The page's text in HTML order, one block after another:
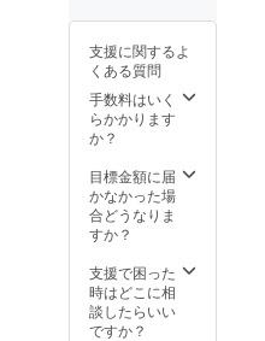
望され
るお名
前をご
記入く
ださ
い。
ネーム
ラク
ター名
／団体
名など
いずれ
いませ
んが、
良識の
あるお
お願い
いたし
ます。
※支援
ん/市町
ルで指
定可能
で
す）。
・ご当
ター全
部セッ
ト（第
一弾徳
回の
コース
で制作
したポ
支援に関するよ
くある質問
手数料はいく
らかかります
か？
目標金額に届
かなかった場
合どうなりま
すか？
支援で困った
時はどこに相
談したらいい
ですか？